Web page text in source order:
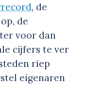
, de
de
voor dan
cijfers te ver
riep
eigenaren